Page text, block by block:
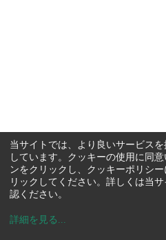
当サイトでは、より良いサービス
しています。クッキーの使用に同
ンをクリックし、クッキーポリシ
リックしてください。詳しくは当
認ください。
詳細を見る ...